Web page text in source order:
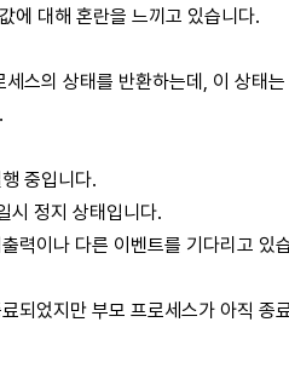
에 대해 혼란을 느끼고 있습니다.
스의 상태를 반환하는데, 이 상태는
중입니다.
정지 상태입니다.
력이나 다른 이벤트를 기다리고 있
되었지만 부모 프로세스가 아직 종